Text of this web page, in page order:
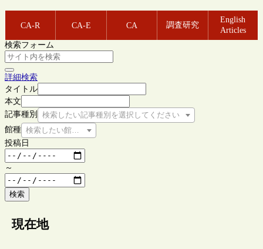
CA-R CA-E CA 調査研究
English
Articles
検索フォーム
詳細検索
タイトル
本文
記事種別
検索したい記事種別を選択してください
館種 検索したい館種を選択してください
投稿日
～
検索
現在地